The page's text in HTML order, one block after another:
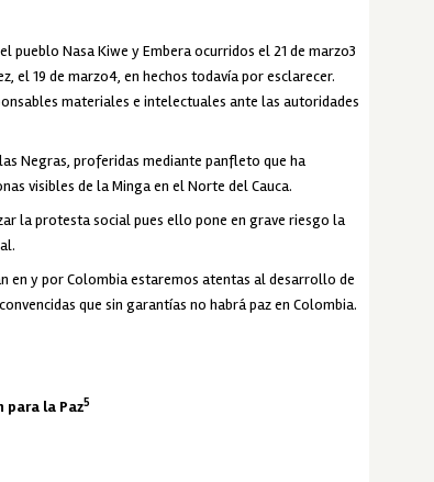
Nasa Kiwe y Embera ocurridos el 21 de marzo3
el 19 de marzo4, en hechos todavía por esclarecer.
materiales e intelectuales ante las autoridades
Negras, proferidas mediante panfleto que ha
visibles de la Minga en el Norte del Cauca.
la protesta social pues ello pone en grave riesgo la
en y por Colombia estaremos atentas al desarrollo de
que sin garantías no habrá paz en Colombia.
para la Paz5